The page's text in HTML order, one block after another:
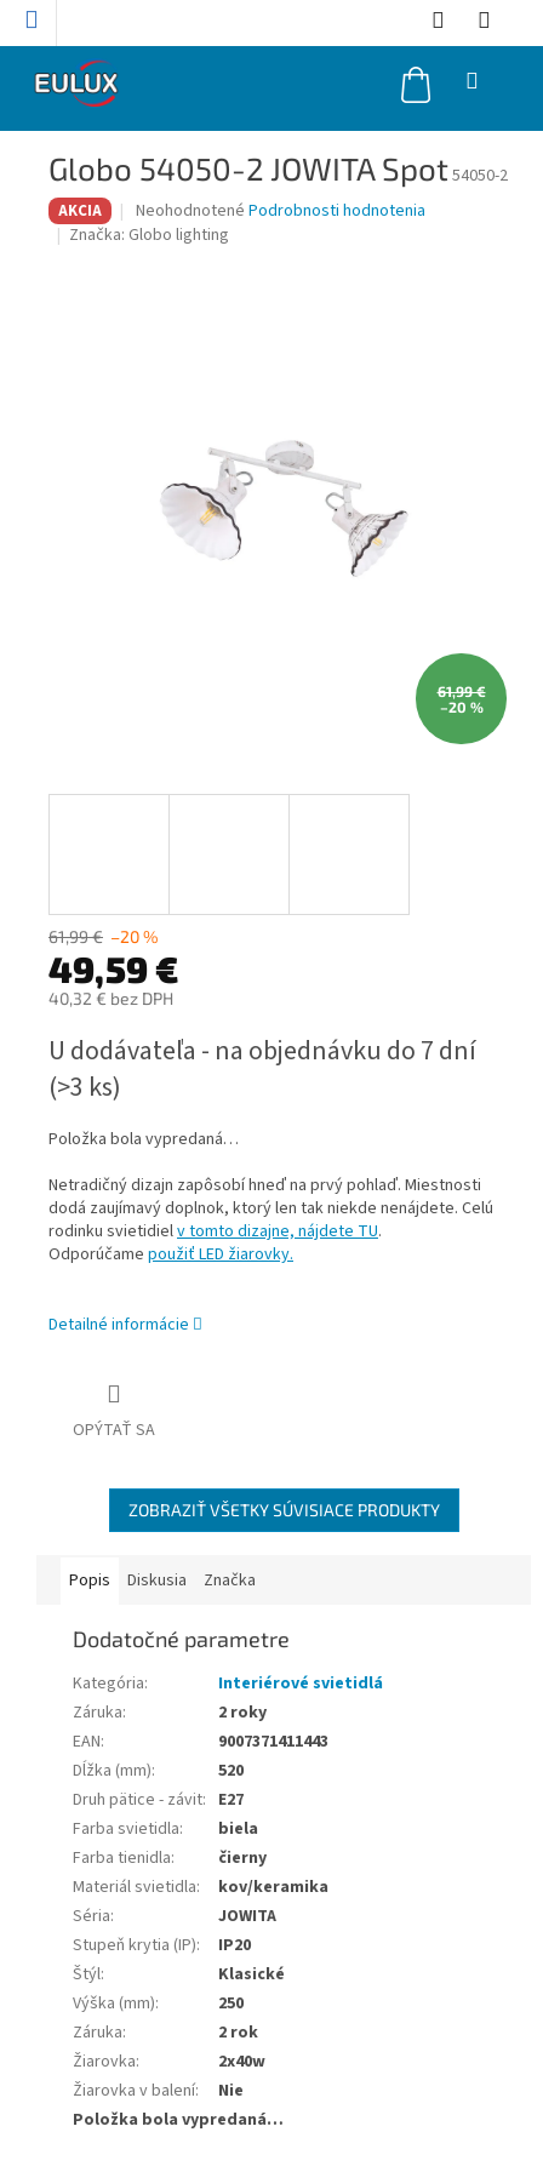
Prejsť
NÁKUPNÝ
KOŠÍK
Globo 54050-2 JOWITA Spot54050-2
AKCIA
Priemerné
hodnotenie
Neohodnotené Podrobnosti hodnotenia
Značka: Globo lighting
61,99 €
–20 %
61,99 € –20 %
49,59 €
40,32 € bez DPH
cena:
U dodávateľa - na objednávku do 7 dní
(>3 ks)
Položka bola vypredaná…
Netradičný dizajn zapôsobí hneď na prvý pohlaď. Miestnosti
dodá zaujímavý doplnok, ktorý len tak niekde nenájdete. Celú
rodinku svietidielv tomto dizajne, nájdete TU.
Odporúčame použiť LED žiarovky.
Detailné informácie
OPÝTAŤ SA
ZOBRAZIŤ VŠETKY SÚVISIACE PRODUKTY
Popis Diskusia Značka
Dodatočné parametre
Kategória:
Interiérové svietidlá
Záruka:
2 roky
EAN:
9007371411443
Dĺžka (mm):
520
Druh pätice - závit: E27
Farba svietidla:
biela
Farba tienidla:
čierny
Materiál svietidla:
kov/keramika
Séria:
JOWITA
Stupeň krytia (IP):
IP20
Štýl:
Klasické
Výška (mm):
250
Záruka:
2 rok
Žiarovka:
2x40w
Žiarovka v balení:
Nie
Položka bola vypredaná…